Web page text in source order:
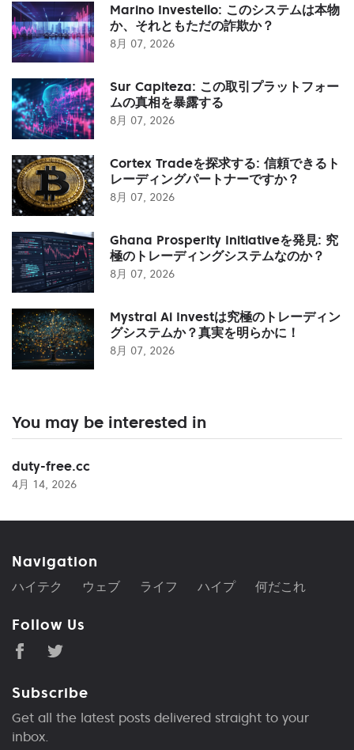
Marino Investello: このシステムは本物
か、それともただの詐欺か？
8月 07, 2026
Sur Capiteza: この取引プラットフォー
ムの真相を暴露する
8月 07, 2026
Cortex Tradeを探求する: 信頼できるト
レーディングパートナーですか？
8月 07, 2026
Ghana Prosperity Initiativeを発見: 究
極のトレーディングシステムなのか？
8月 07, 2026
Mystral Ai Investは究極のトレーディン
グシステムか？真実を明らかに！
8月 07, 2026
You may be interested in
duty-free.cc
4月 14, 2026
Navigation
ハイテク ウェブ ライフ ハイプ 何だこれ
Follow Us
Subscribe
Get all the latest posts delivered straight to your
inbox.